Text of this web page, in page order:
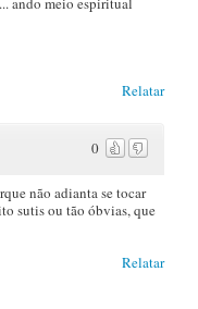
Relatar
0
não adianta se tocar
sutis ou tão óbvias, que
Relatar